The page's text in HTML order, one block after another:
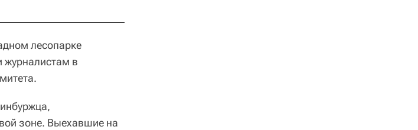
лесопарке
журналистам в
зоне. Выехавшие на